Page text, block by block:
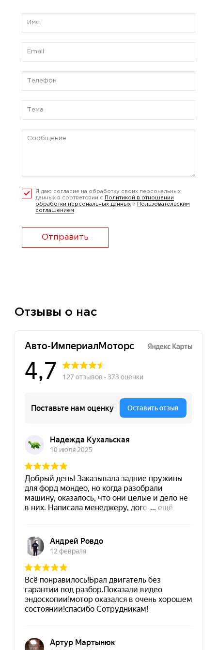
Я даю согласие на обработку своих персональных
данных в соответсвии с
Политикой в отношении
обработки персональных данных и
Пользовательским
соглашением
Отправить
Отзывы о нас